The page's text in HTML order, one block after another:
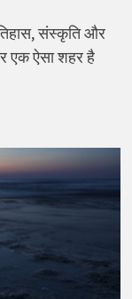
संस्कृति और
एक ऐसा शहर है